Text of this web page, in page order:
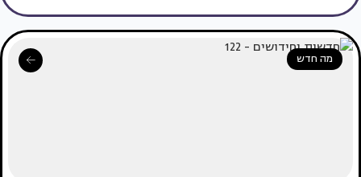
מה חדש